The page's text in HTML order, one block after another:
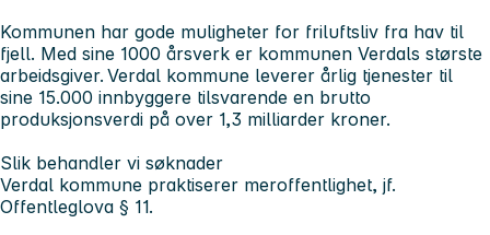
Kommunen har gode muligheter for friluftsliv fra hav til
fjell. Med sine 1000 årsverk er kommunen Verdals største
arbeidsgiver. Verdal kommune leverer årlig tjenester til
sine 15.000 innbyggere tilsvarende en brutto
produksjonsverdi på over 1,3 milliarder kroner.
Slik behandler vi søknader
Verdal kommune praktiserer meroffentlighet, jf.
Offentleglova § 11.